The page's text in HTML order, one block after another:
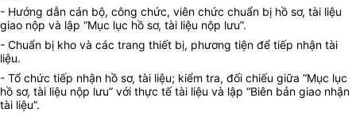
- Hướng dẫn cán bộ, công chức, viên chức chuẩn bị hồ sơ, tài liệu
giao nộp và lập “Mục lục hồ sơ, tài liệu nộp lưu”.
- Chuẩn bị kho và các trang thiết bị, phương tiện để tiếp nhận tài
liệu.
- Tổ chức tiếp nhận hồ sơ, tài liệu; kiểm tra, đối chiếu giữa “Mục lục
hồ sơ, tài liệu nộp lưu” với thực tế tài liệu và lập “Biên bản giao nhận
tài liệu”.